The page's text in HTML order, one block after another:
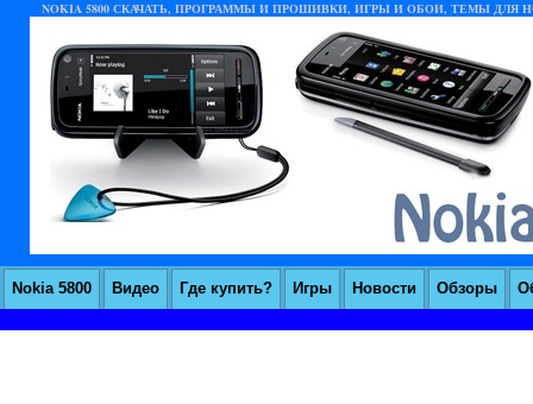
NOKIA 5800 СКАЧАТЬ, ПРОГРАММЫ И ПРОШИВКИ, ИГРЫ И ОБОИ, ТЕМЫ ДЛЯ
Nokia 5800 Видео Где купить? Игры Новости Обзоры